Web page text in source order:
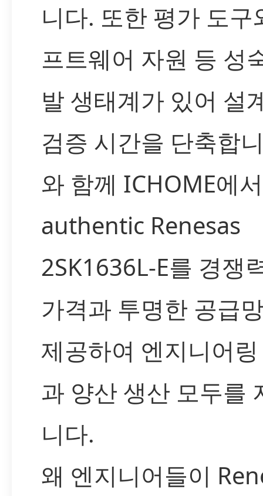
니다. 또한 평가 도구
프트웨어 자원 등 성
발 생태계가 있어 설
검증 시간을 단축합
와 함께 ICHOME에
authentic Renesas
2SK1636L-E를 경쟁
가격과 투명한 공급
제공하여 엔지니어
과 양산 생산 모두를
니다.
왜 엔지니어들이